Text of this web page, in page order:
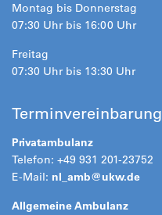
Montag bis Donnerstag
07:30 Uhr bis 16:00 Uhr
Freitag
07:30 Uhr bis 13:30 Uhr
Terminvereinbarung
Privatambulanz
Telefon: +49 931 201-23752
E-Mail: nl_amb@ukw.de
Allgemeine Ambulanz